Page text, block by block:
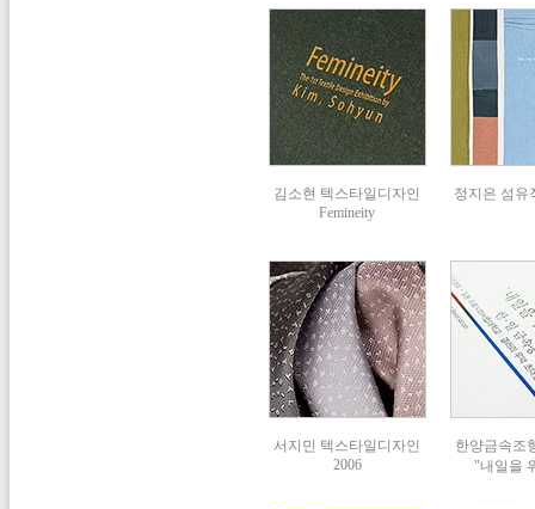
김소현 텍스타일디자인
Femineity
정지은 섬유
서지민 텍스타일디자인
2006
한양금속조
"내일을